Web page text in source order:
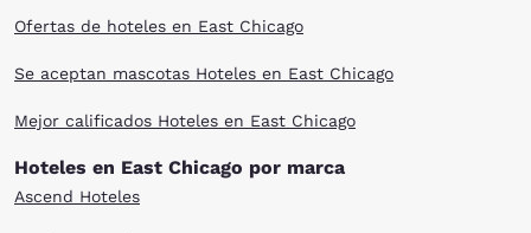
Ofertas de hoteles en East Chicago
Se aceptan mascotas Hoteles en East Chicago
Mejor calificados Hoteles en East Chicago
Hoteles en East Chicago por marca
Ascend Hoteles